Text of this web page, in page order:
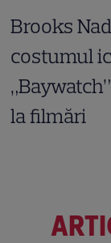
Brooks
costumul
la filmări